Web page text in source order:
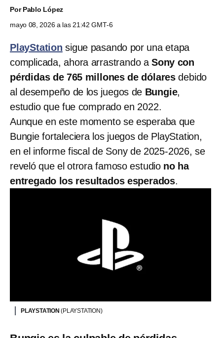
PorPablo López
mayo 08, 2026 a las 21:42 GMT-6
PlayStation sigue pasando por una etapa
complicada, ahora arrastrando aSony con
pérdidas de 765 millones de dólares debido
al desempeño de los juegos de Bungie,
estudio que fue comprado en 2022.
Aunque en este momento se esperaba que
Bungie fortaleciera los juegos de PlayStation,
en el informe fiscal de Sony de 2025-2026, se
reveló que el otrora famoso estudio no ha
entregado los resultados esperados.
PLAYSTATION(PLAYSTATION)